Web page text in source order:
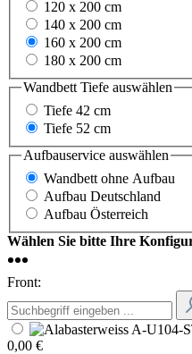
120 x 200 cm
140 x 200 cm
160 x 200 cm
180 x 200 cm
Wandbett Tiefe auswählen
Tiefe 42 cm
Tiefe 52 cm
Aufbauservice auswählen
Wandbett ohne Aufbau
Aufbau Deutschland
Aufbau Österreich
Wählen Sie bitte Ihre
Front:
0,00 €